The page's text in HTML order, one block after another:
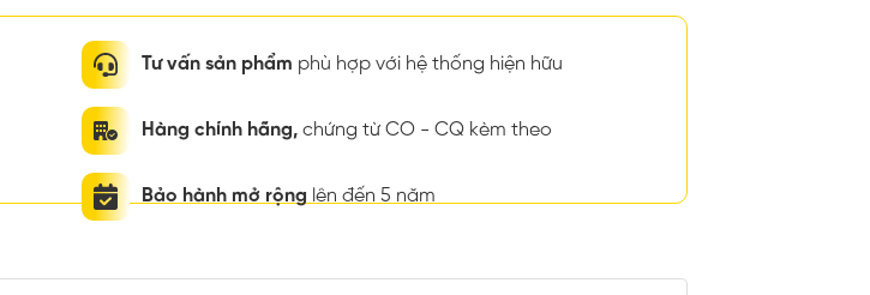
Tư vấn sản phẩm phù hợp với hệ thống hiện hữu
Hàng chính hãng, chứng từ CO - CQ kèm theo
Bảo hành mở rộng lên đến 5 năm